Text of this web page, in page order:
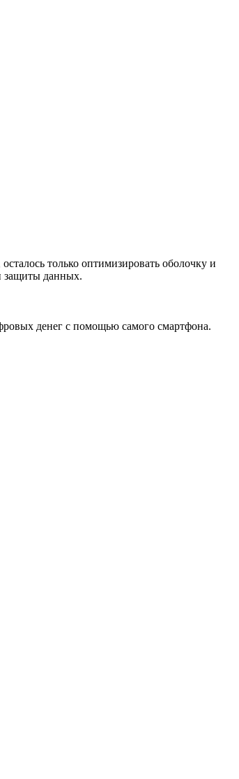
только оптимизировать оболочку и
защиты данных.
денег с помощью самого смартфона.